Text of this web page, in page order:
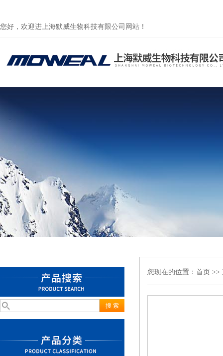
您好，欢迎进上海默威生物科技有限公司网站！
您现在的位置： 首页 >>